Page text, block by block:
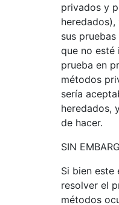
privados y
sus
que no esté
prueba en
métodos
sería
heredados,
de hacer.
SIN
Si bien este
resolver el
métodos